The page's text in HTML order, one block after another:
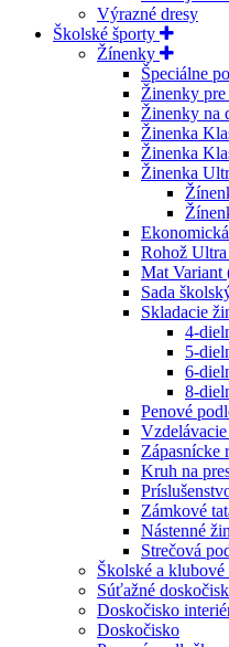
Výrazné dresy
Školské športy
Žínenky
Špeciálne
Žinenky
Žinenky na
Žinenka
Žinenka
Žinenka
Rohož
Mat Variant
Sada
Skladacie
4-
5-
6-
8-
Penové
Zápasnícke
Kruh na
Zámkové
Nástenné
Strečová
Školské a
Súťažné
Doskočisko
Doskočisko